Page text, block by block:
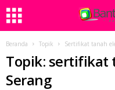
Beranda Topik Sertifikat tanah
Topik: sertifikat
Serang